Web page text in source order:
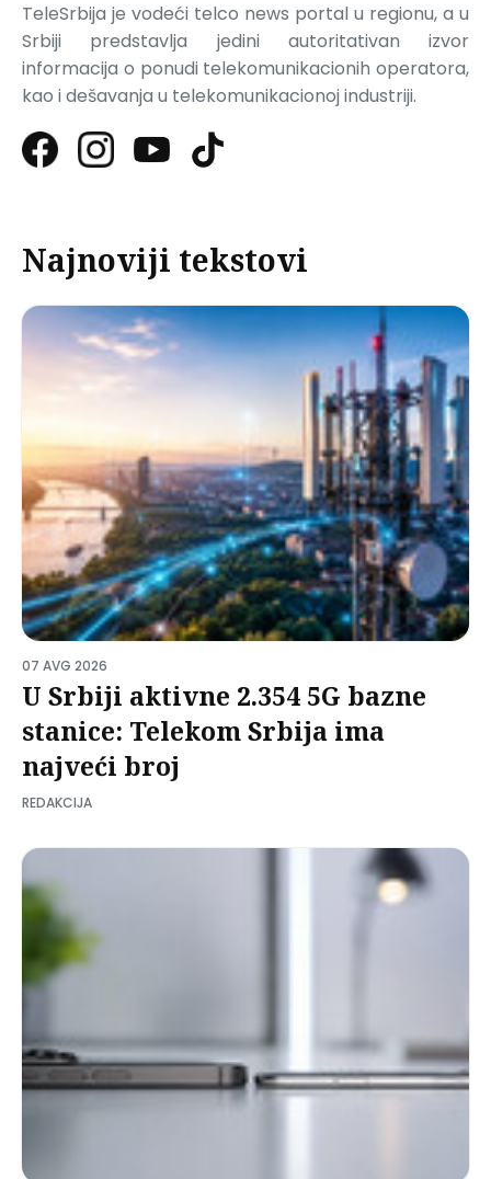
TeleSrbija je vodeći telco news portal u regionu, a u
Srbiji predstavlja jedini autoritativan izvor
informacija o ponudi telekomunikacionih operatora,
kao i dešavanja u telekomunikacionoj industriji.
Najnoviji tekstovi
07 AVG 2026
U Srbiji aktivne 2.354 5G bazne
stanice: Telekom Srbija ima
najveći broj
REDAKCIJA